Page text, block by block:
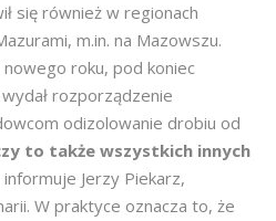
się również w regionach
m.in. na Mazowszu.
roku, pod koniec
rozporządzenie
odizolowanie drobiu od
to także wszystkich innych
informuje Jerzy Piekarz,
W praktyce oznacza to, że